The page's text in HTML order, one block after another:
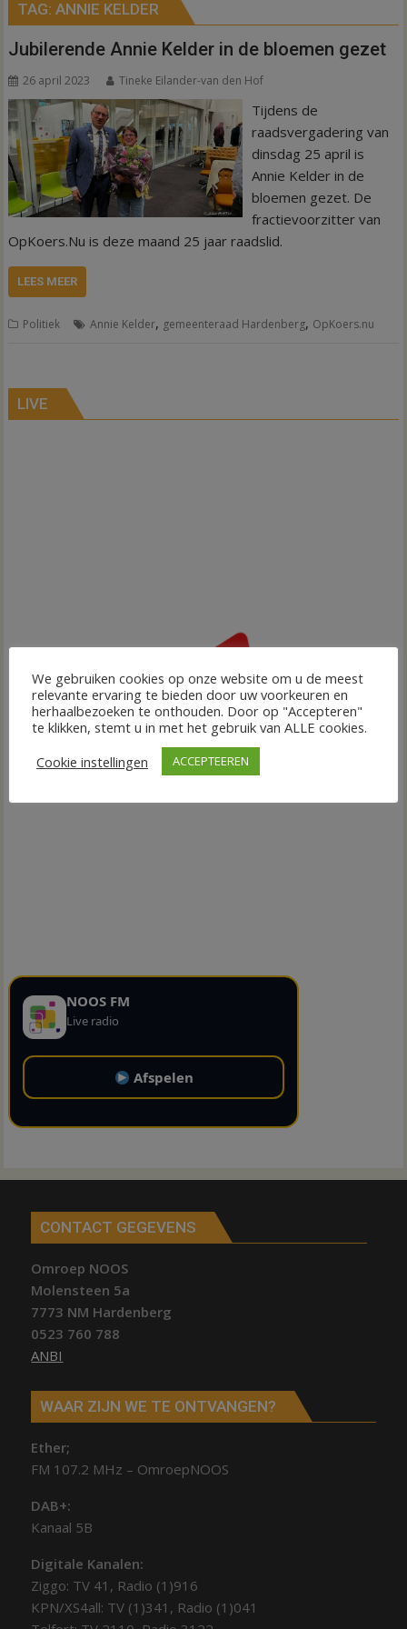
TAG:ANNIE KELDER
Jubilerende Annie Kelder in de bloemen gezet
26 april 2023 Tineke Eilander-van den Hof
Tijdens de
raadsvergadering van
dinsdag 25 april is
Annie Kelder in de
bloemen gezet. De
fractievoorzitter van
OpKoers.Nu is deze maand 25 jaar raadslid.
LEES MEER
Politiek Annie Kelder, gemeenteraad Hardenberg, OpKoers.nu
LIVE
NOOS FM
Live radio
Afspelen
CONTACT GEGEVENS
Omroep NOOS
Molensteen 5a
7773 NM Hardenberg
0523 760 788
ANBI
WAAR ZIJN WE TE ONTVANGEN?
Ether;
FM 107.2 MHz – OmroepNOOS
DAB+:
Kanaal 5B
Digitale Kanalen:
Ziggo: TV 41, Radio (1)916
KPN/XS4all: TV (1)341, Radio (1)041
We gebruiken cookies op onze website om u de meest
relevante ervaring te bieden door uw voorkeuren en
herhaalbezoeken te onthouden. Door op "Accepteren"
te klikken, stemt u in met het gebruik van ALLE cookies.
Cookie instellingen
ACCEPTEEREN